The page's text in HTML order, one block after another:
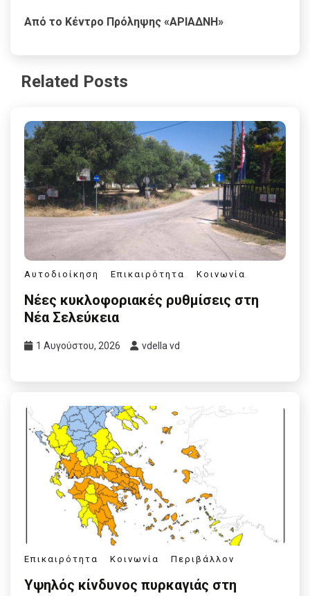
Από το Κέντρο Πρόληψης «ΑΡΙΑΔΝΗ»
Related Posts
Αυτοδιοίκηση Επικαιρότητα Κοινωνία
Νέες κυκλοφοριακές ρυθμίσεις στη
Νέα Σελεύκεια
1 Αυγούστου, 2026 vdella vd
Επικαιρότητα Κοινωνία Περιβάλλον
Υψηλός κίνδυνος πυρκαγιάς στη